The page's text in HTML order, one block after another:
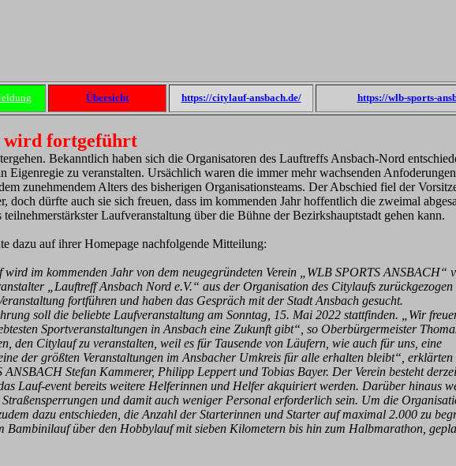
Übersicht https://citylauf-ansbach.de/ https://wlb-sports-
wird fortgeführt
Bekanntlich haben sich die Organisatoren des Lauftreffs Ansbach-Nord
Eigenregie zu veranstalten. Ursächlich waren die immer mehr wachsenden
zunehmendem Alters des bisherigen Organisationsteams. Der Abschied fiel der
doch dürfte auch sie sich freuen, dass im kommenden Jahr hoffentlich die zweimal
Laufveranstaltung über die Bühne der Bezirkshauptstadt gehen kann.
dazu auf ihrer Homepage nachfolgende Mitteilung:
im kommenden Jahr von dem neugegründeten Verein „WLB SPORTS ANSBACH“
„Lauftreff Ansbach Nord e.V.“ aus der Organisation des Citylaufs
fortführen und haben das Gespräch mit der Stadt Ansbach gesucht.
soll die beliebte Laufveranstaltung am Sonntag, 15. Mai 2022 stattfinden. „Wir
Sportveranstaltungen in Ansbach eine Zukunft gibt“, so Oberbürgermeister
den Citylauf zu veranstalten, weil es für Tausende von Läufern, wie auch für uns, eine
der größten Veranstaltungen im Ansbacher Umkreis für alle erhalten bleibt“, erklärten
ANSBACH Stefan Kammerer, Philipp Leppert und Tobias Bayer. Der Verein besteht
Lauf-event bereits weitere Helferinnen und Helfer akquiriert werden. Darüber hinaus
und damit auch weniger Personal erforderlich sein. Um die
dazu entschieden, die Anzahl der Starterinnen und Starter auf maximal 2.000 zu
Bambinilauf über den Hobbylauf mit sieben Kilometern bis hin zum Halbmarathon,